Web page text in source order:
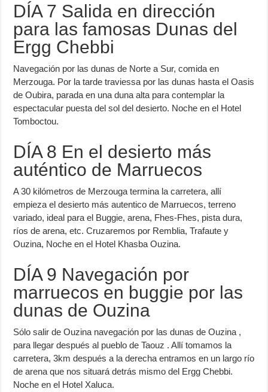
DÍA 7 Salida en dirección
para las famosas Dunas del
Ergg Chebbi
Navegación por las dunas de Norte a Sur, comida en
Merzouga. Por la tarde traviessa por las dunas hasta el Oasis
de Oubira, parada en una duna alta para contemplar la
espectacular puesta del sol del desierto. Noche en el Hotel
Tomboctou.
DÍA 8 En el desierto más
auténtico de Marruecos
A 30 kilómetros de Merzouga termina la carretera, allí
empieza el desierto más autentico de Marruecos, terreno
variado, ideal para el Buggie, arena, Fhes-Fhes, pista dura,
ríos de arena, etc. Cruzaremos por Remblia, Trafaute y
Ouzina, Noche en el Hotel Khasba Ouzina.
DÍA 9 Navegación por
marruecos en buggie por las
dunas de Ouzina
Sólo salir de Ouzina navegación por las dunas de Ouzina ,
para llegar después al pueblo de Taouz . Allí tomamos la
carretera, 3km después a la derecha entramos en un largo río
de arena que nos situará detrás mismo del Ergg Chebbi.
Noche en el Hotel Xaluca.